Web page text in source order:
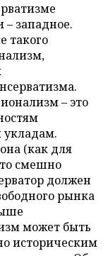
– западное.
такого
– это
укладам.
(как для
смешно
должен
рынка
может быть
историческим